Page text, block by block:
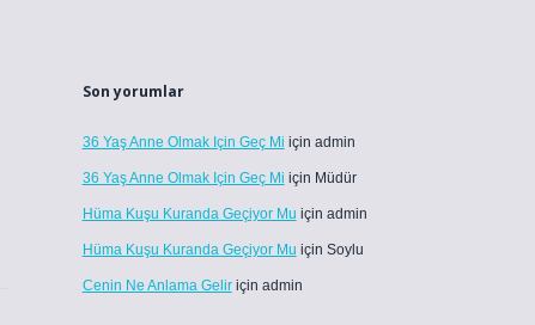
Son yorumlar
36 Yaş Anne Olmak Için Geç Mi için admin
36 Yaş Anne Olmak Için Geç Mi için Müdür
Hüma Kuşu Kuranda Geçiyor Mu için admin
Hüma Kuşu Kuranda Geçiyor Mu için Soylu
Cenin Ne Anlama Geliriçin admin